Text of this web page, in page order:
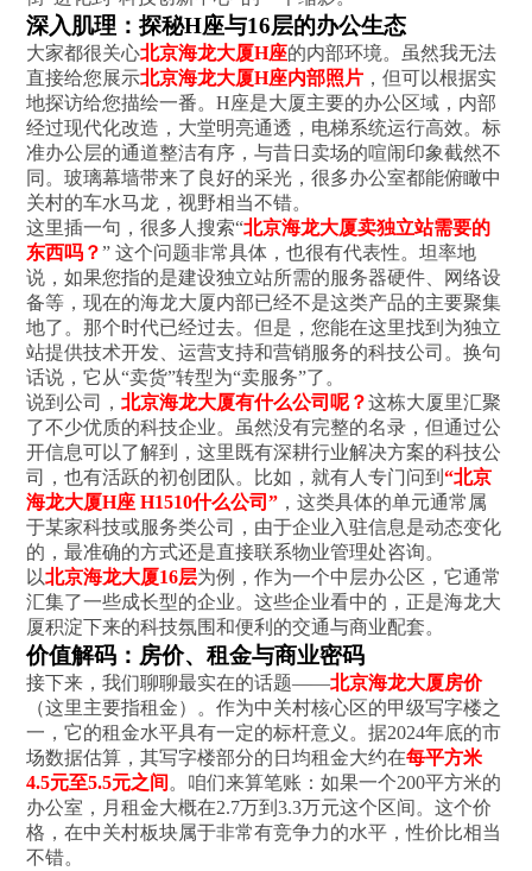
深入肌理：探秘H座与16层的办公生态
大家都很关心北京海龙大厦H座的内部环境。虽然我无法
直接给您展示北京海龙大厦H座内部照片 ，但可以根据实
地探访给您描绘一番。H座是大厦主要的办公区域，内部
经过现代化改造，大堂明亮通透，电梯系统运行高效。标
准办公层的通道整洁有序，与昔日卖场的喧闹印象截然不
同。玻璃幕墙带来了良好的采光，很多办公室都能俯瞰中
关村的车水马龙，视野相当不错。
这里插一句，很多人搜索“北京海龙大厦卖独立站需要的
东西吗？” 这个问题非常具体，也很有代表性。坦率地
说，如果您指的是建设独立站所需的服务器硬件、网络设
备等，现在的海龙大厦内部已经不是这类产品的主要聚集
地了。那个时代已经过去。但是，您能在这里找到为独立
站提供技术开发、运营支持和营销服务的科技公司。换句
话说，它从“卖货”转型为“卖服务”了。
说到公司，北京海龙大厦有什么公司呢？这栋大厦里汇聚
了不少优质的科技企业。虽然没有完整的名录，但通过公
开信息可以了解到，这里既有深耕行业解决方案的科技公
司，也有活跃的初创团队。比如，就有人专门问到“北京
海龙大厦H座 H1510什么公司” ，这类具体的单元通常属
于某家科技或服务类公司，由于企业入驻信息是动态变化
的，最准确的方式还是直接联系物业管理处咨询。
以北京海龙大厦16层为例，作为一个中层办公区，它通常
汇集了一些成长型的企业。这些企业看中的，正是海龙大
厦积淀下来的科技氛围和便利的交通与商业配套。
价值解码：房价、租金与商业密码
接下来，我们聊聊最实在的话题——北京海龙大厦房价
（这里主要指租金）。作为中关村核心区的甲级写字楼之
一，它的租金水平具有一定的标杆意义。据2024年底的市
场数据估算，其写字楼部分的日均租金大约在每平方米
4.5元至5.5元之间 。咱们来算笔账：如果一个200平方米的
办公室，月租金大概在2.7万到3.3万元这个区间。这个价
格，在中关村板块属于非常有竞争力的水平，性价比相当
不错。